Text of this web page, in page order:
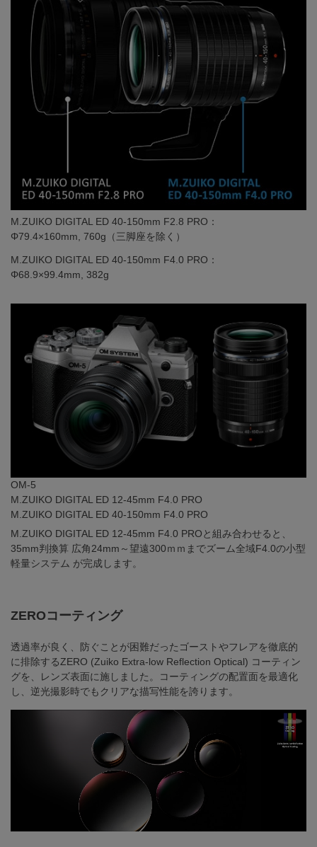
M.ZUIKO DIGITAL ED 40-150mm F2.8 PRO：
Φ79.4×160mm, 760g（三脚座を除く）
M.ZUIKO DIGITAL ED 40-150mm F4.0 PRO：
Φ68.9×99.4mm, 382g
OM-5
M.ZUIKO DIGITAL ED 12-45mm F4.0 PRO
M.ZUIKO DIGITAL ED 40-150mm F4.0 PRO
M.ZUIKO DIGITAL ED 12-45mm F4.0 PROと組み合わせると、
35mm判換算 広角24mm～望遠300ｍｍまでズーム全域F4.0の小型
軽量システム が完成します。
ZEROコーティング
透過率が良く、防ぐことが困難だったゴーストやフレアを徹底的
に排除するZERO (Zuiko Extra-low Reflection Optical) コーティン
グを、レンズ表面に施しました。コーティングの配置面を最適化
し、逆光撮影時でもクリアな描写性能を誇ります。